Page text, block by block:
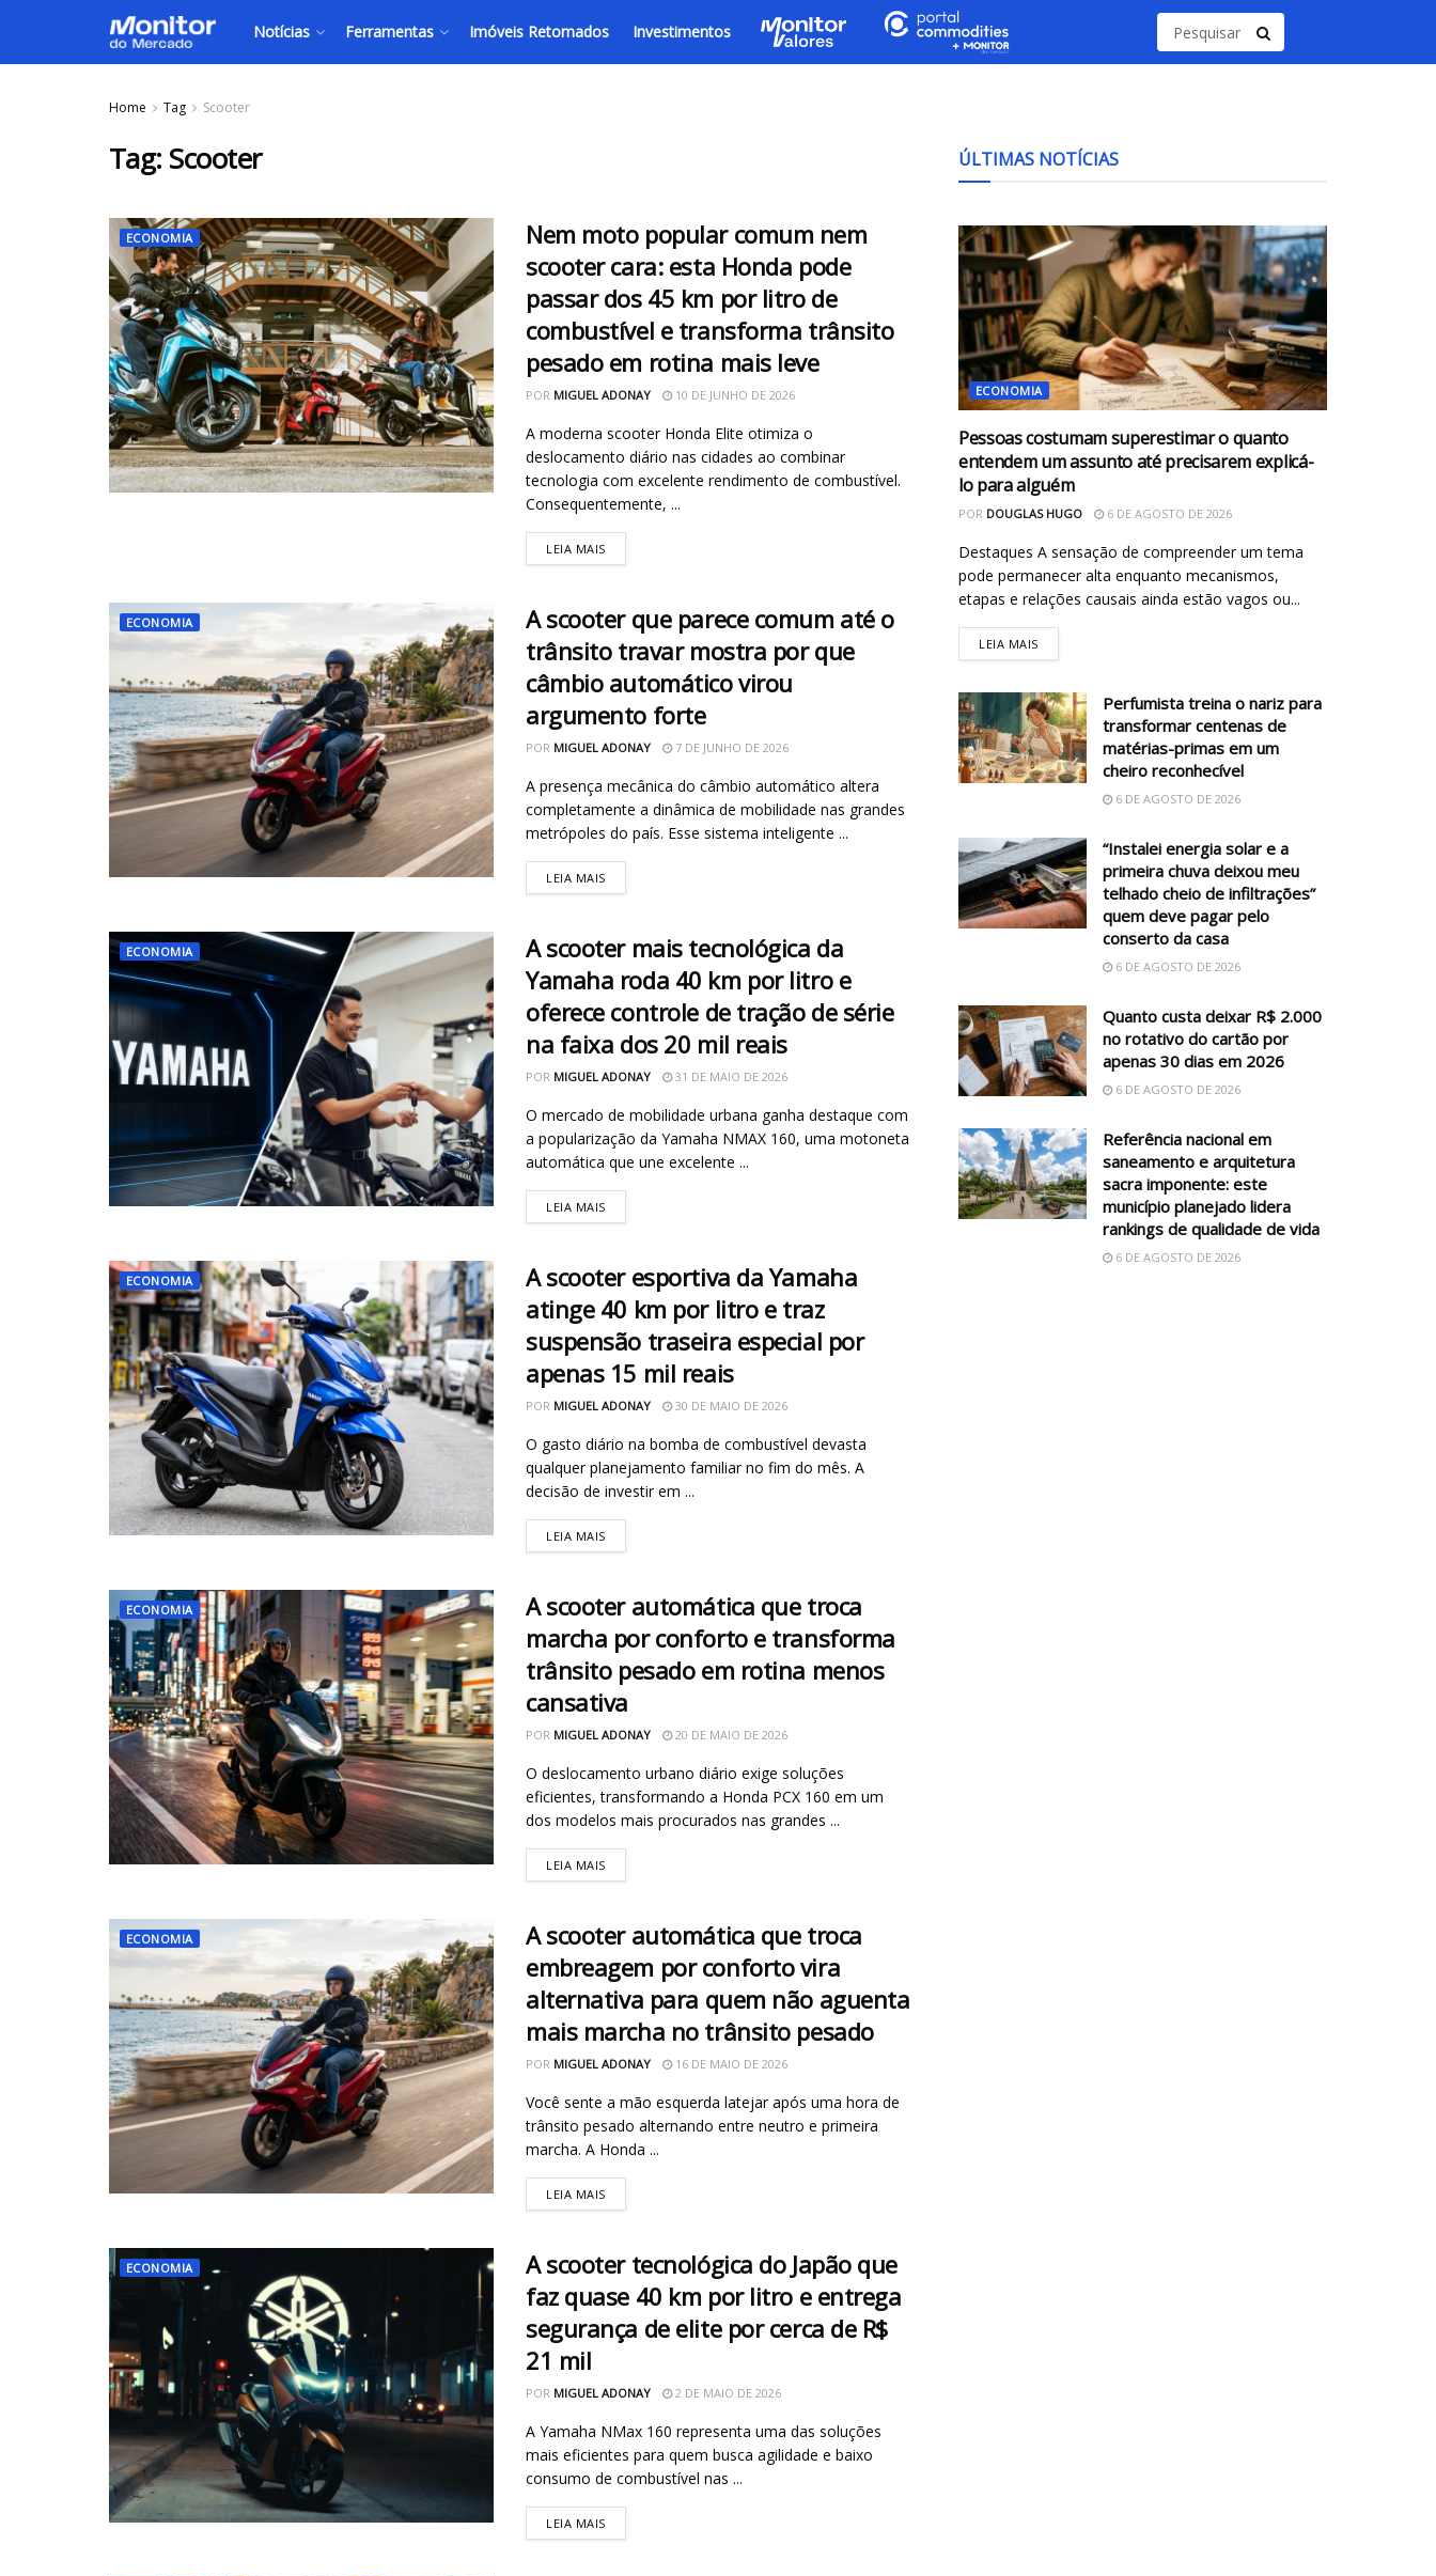
Notícias Ferramentas Imóveis Retomados Investimentos
Home Tag Scooter
Tag: Scooter
ECONOMIA
Nem moto popular comum nem
scooter cara: esta Honda pode
passar dos 45 km por litro de
combustível e transforma trânsito
pesado em rotina mais leve
POR MIGUEL ADONAY 10 DE JUNHO DE 2026
A moderna scooter Honda Elite otimiza o
deslocamento diário nas cidades ao combinar
tecnologia com excelente rendimento de combustível.
Consequentemente, ...
LEIA MAIS
ECONOMIA
A scooter que parece comum até o
trânsito travar mostra por que
câmbio automático virou
argumento forte
POR MIGUEL ADONAY 7 DE JUNHO DE 2026
A presença mecânica do câmbio automático altera
completamente a dinâmica de mobilidade nas grandes
metrópoles do país. Esse sistema inteligente ...
LEIA MAIS
ECONOMIA
A scooter mais tecnológica da
Yamaha roda 40 km por litro e
oferece controle de tração de série
na faixa dos 20 mil reais
POR MIGUEL ADONAY 31 DE MAIO DE 2026
O mercado de mobilidade urbana ganha destaque com
a popularização da Yamaha NMAX 160, uma motoneta
automática que une excelente ...
LEIA MAIS
ECONOMIA
A scooter esportiva da Yamaha
atinge 40 km por litro e traz
suspensão traseira especial por
apenas 15 mil reais
POR MIGUEL ADONAY 30 DE MAIO DE 2026
O gasto diário na bomba de combustível devasta
qualquer planejamento familiar no fim do mês. A
decisão de investir em ...
LEIA MAIS
ECONOMIA
A scooter automática que troca
marcha por conforto e transforma
trânsito pesado em rotina menos
cansativa
POR MIGUEL ADONAY 20 DE MAIO DE 2026
O deslocamento urbano diário exige soluções
eficientes, transformando a Honda PCX 160 em um
dos modelos mais procurados nas grandes ...
LEIA MAIS
ECONOMIA
A scooter automática que troca
embreagem por conforto vira
alternativa para quem não aguenta
mais marcha no trânsito pesado
POR MIGUEL ADONAY 16 DE MAIO DE 2026
Você sente a mão esquerda latejar após uma hora de
trânsito pesado alternando entre neutro e primeira
marcha. A Honda ...
LEIA MAIS
ECONOMIA
A scooter tecnológica do Japão que
faz quase 40 km por litro e entrega
segurança de elite por cerca de R$
21 mil
POR MIGUEL ADONAY 2 DE MAIO DE 2026
A Yamaha NMax 160 representa uma das soluções
mais eficientes para quem busca agilidade e baixo
consumo de combustível nas ...
LEIA MAIS
ÚLTIMAS NOTÍCIAS
ECONOMIA
Pessoas costumam superestimar o quanto
entendem um assunto até precisarem explicá-
lo para alguém
POR DOUGLAS HUGO 6 DE AGOSTO DE 2026
Destaques A sensação de compreender um tema
pode permanecer alta enquanto mecanismos,
etapas e relações causais ainda estão vagos ou...
LEIA MAIS
Perfumista treina o nariz para
transformar centenas de
matérias-primas em um
cheiro reconhecível
6 DE AGOSTO DE 2026
“Instalei energia solar e a
primeira chuva deixou meu
telhado cheio de infiltrações”
quem deve pagar pelo
conserto da casa
6 DE AGOSTO DE 2026
Quanto custa deixar R$ 2.000
no rotativo do cartão por
apenas 30 dias em 2026
6 DE AGOSTO DE 2026
Referência nacional em
saneamento e arquitetura
sacra imponente: este
município planejado lidera
rankings de qualidade de vida
6 DE AGOSTO DE 2026